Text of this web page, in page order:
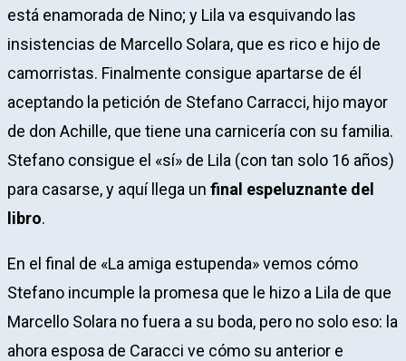
está enamorada de Nino; y Lila va esquivando las
insistencias de Marcello Solara, que es rico e hijo de
camorristas. Finalmente consigue apartarse de él
aceptando la petición de Stefano Carracci, hijo mayor
de don Achille, que tiene una carnicería con su familia.
Stefano consigue el «sí» de Lila (con tan solo 16 años)
para casarse, y aquí llega un final espeluznante del
libro.
En el final de «La amiga estupenda» vemos cómo
Stefano incumple la promesa que le hizo a Lila de que
Marcello Solara no fuera a su boda, pero no solo eso: la
ahora esposa de Caracci ve cómo su anterior e